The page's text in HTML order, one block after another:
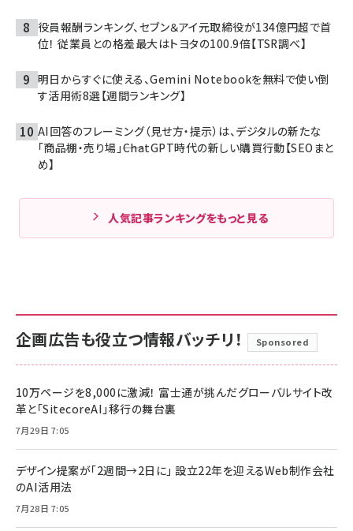
役員報酬ランキング、セブン＆アイ元取締役が134億円超で首
位！ 従業員との格差最大はトヨタの100.9倍【TSR調べ】
明日からすぐに使える、Gemini Notebookを無料で使い倒
す活用術8選【週間ランキング】
AI回答のフレーミング（見せ方・提示）は、デジタルの新たな
「商品棚・売り場」――ChatGPT時代の新しい購買行動【SEOまと
め】
人気記事ランキングをもっと見る
企画広告も役立つ情報バッチリ！ Sponsored
10万ページを8,000に激減！ 富士通が挑んだグローバルサイト改
革と「SitecoreAI」移行の舞台裏
7月29日 7:05
デザイン提案が「2週間→2日に」 設立22年を迎えるWeb制作会社
のAI活用法
7月28日 7:05